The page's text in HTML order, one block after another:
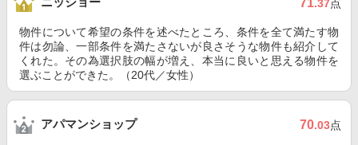
71.37点
物件について希望の条件を述べたところ、条件を全て満たす物
件は勿論、一部条件を満たさないが良さそうな物件も紹介して
くれた。その為選択肢の幅が増え、本当に良いと思える物件を
選ぶことができた。（20代／女性）
アパマンショップ 70.03点